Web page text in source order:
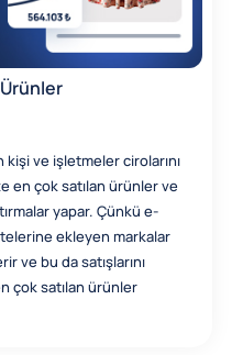
ve işletmeler cirolarını
en çok satılan ürünler ve
yapar. Çünkü e-
ekleyen markalar
ve bu da satışlarını
çok satılan ürünler